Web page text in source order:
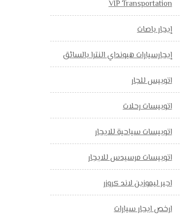
VIP Transportation
إيجار باصات
إيجارسيارات هيونداي النترا بالسائق
اتوبيس للجار
اتوبيسات رحلات
اتوبيسات سياحية للايجار
اتوبيسات مرسيدس للايجار
اجير ليموزين لاند كروزر
ارخص ايجار سيارات